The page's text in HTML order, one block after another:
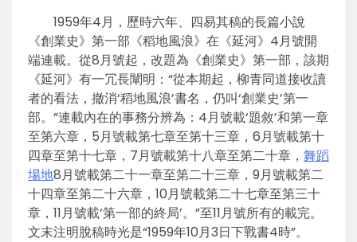
1959年4月，歷時六年、四易其稿的長篇小說
《創業史》第一部《稻地風浪》在《延河》4月號開
端連載。從8月號起，改題為《創業史》第一部，該期
《延河》有一冗長闡明：“從本期起，柳青同道接收讀
者的看法，撤消‘稻地風浪’書名，仍叫‘創業史’第一
部。”連載內在的事務分辨為：4月號載‘題敘’和第一章
至第六章，5月號載第七章至第十三章，6月號載第十
四章至第十七章，7月號載第十八章至第二十章， 舞蹈
場地8月號載第二十一章至第二十三章，9月號載第二
十四章至第二十六章，10月號載第二十七章至第三十
章，11月號載‘第一部的終局’。”至11月號所有的載完。
文末注明脫稿時光是“1959年10月3日下戰書4時”。